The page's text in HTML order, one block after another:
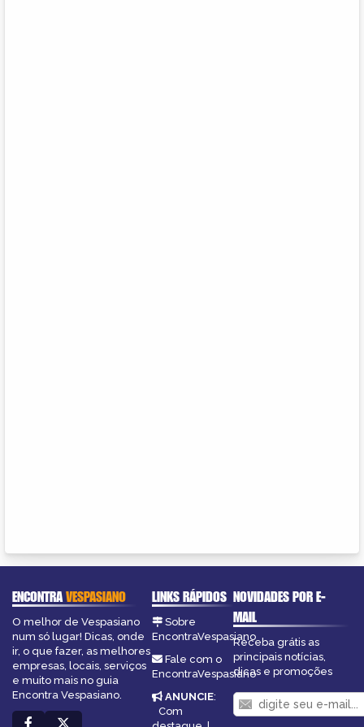
ENCONTRAVESPASIANO
O melhor de Vespasiano
num só lugar! Dicas, onde
ir, o que fazer, as melhores
empresas, locais, serviços
e muito mais no guia
Encontra Vespasiano.
LINKS RÁPIDOS
Sobre
EncontraVespasiano
Fale com o
EncontraVespasiano
ANUNCIE:
Com
NOVIDADES POR E-
MAIL
Receba grátis as
principais notícias,
dicas e promoções